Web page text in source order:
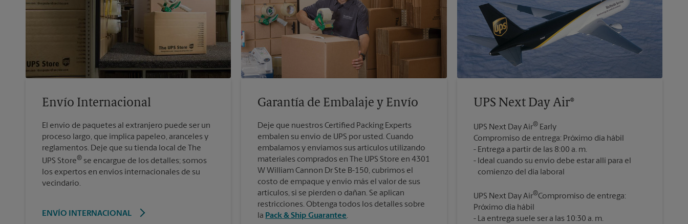
Envío Internacional
El envío de paquetes al extranjero puede ser un
proceso largo, que implica papeleo, aranceles y
reglamentos. Deje que su tienda local de The
UPS Store® se encargue de los detalles; somos
los expertos en envíos internacionales de su
vecindario.
ENVÍO INTERNACIONAL
Garantía de Embalaje y Envío
Deje que nuestros Certified Packing Experts
embalen su envío de UPS por usted. Cuando
embalamos y enviamos sus artículos utilizando
materiales comprados en The UPS Store en 4301
W William Cannon Dr Ste B-150, cubrimos el
costo de empaque y envío más el valor de sus
artículos, si se pierden o dañan. Se aplican
restricciones. Obtenga todos los detalles sobre
la Pack & Ship Guarantee.
UPS Next Day Air®
UPS Next Day Air®Early
Compromiso de entrega: Próximo día hábil
Entrega a partir de las 8:00 a. m.
Ideal cuando su envío debe estar allí para el
UPS Next Day Air®Compromiso de entrega:
Próximo día hábil
La entrega suele ser a las 10:30 a. m.